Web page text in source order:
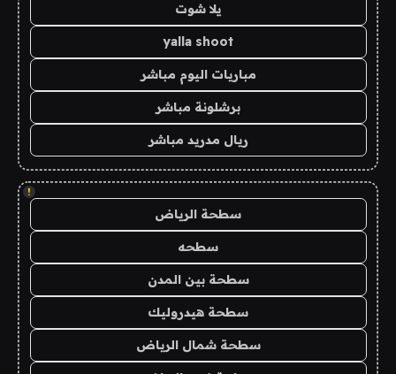
يلا شوت
yalla shoot
مباريات اليوم مباشر
برشلونة مباشر
ريال مدريد مباشر
!
سطحة الرياض
سطحه
سطحة بين المدن
سطحة هيدروليك
سطحة شمال الرياض